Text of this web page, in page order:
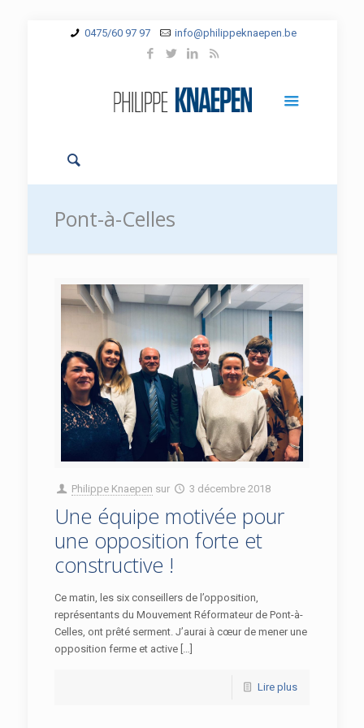
0475/60 97 97 info@philippeknaepen.be
Pont-à-Celles
Philippe Knaepen sur 3 décembre 2018
Une équipe motivée pour
une opposition forte et
constructive !
Ce matin, les six conseillers de l’opposition,
représentants du Mouvement Réformateur de Pont-à-
Celles, ont prêté serment. J’aurai à cœur de mener une
opposition ferme et active […]
Lire plus